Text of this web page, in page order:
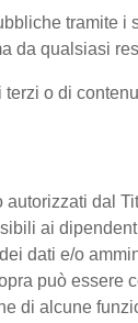
tramite
da qualsiasi
o di
dal
ai
dati e/o
può
di alcune